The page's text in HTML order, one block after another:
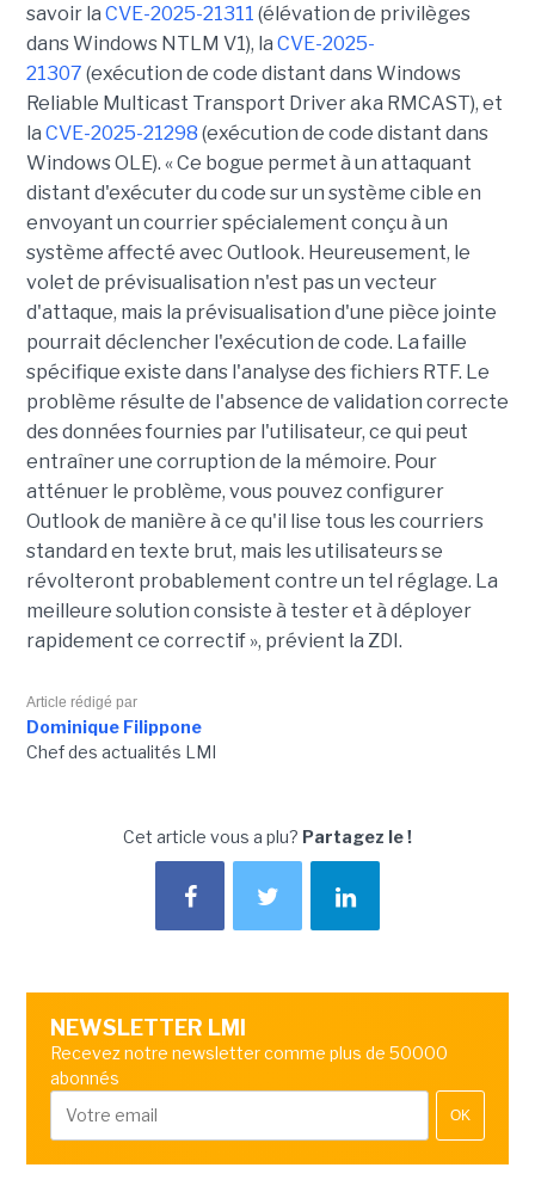
savoir la CVE-2025-21311 (élévation de privilèges
dans Windows NTLM V1), la CVE-2025-
21307 (exécution de code distant dans Windows
Reliable Multicast Transport Driver aka RMCAST), et
la CVE-2025-21298 (exécution de code distant dans
Windows OLE). « Ce bogue permet à un attaquant
distant d'exécuter du code sur un système cible en
envoyant un courrier spécialement conçu à un
système affecté avec Outlook. Heureusement, le
volet de prévisualisation n'est pas un vecteur
d'attaque, mais la prévisualisation d'une pièce jointe
pourrait déclencher l'exécution de code. La faille
spécifique existe dans l'analyse des fichiers RTF. Le
problème résulte de l'absence de validation correcte
des données fournies par l'utilisateur, ce qui peut
entraîner une corruption de la mémoire. Pour
atténuer le problème, vous pouvez configurer
Outlook de manière à ce qu'il lise tous les courriers
standard en texte brut, mais les utilisateurs se
révolteront probablement contre un tel réglage. La
meilleure solution consiste à tester et à déployer
rapidement ce correctif », prévient la ZDI.
Article rédigé par
Dominique Filippone
Chef des actualités LMI
Cet article vous a plu? Partagez le !
NEWSLETTER LMI
Recevez notre newsletter comme plus de 50000
abonnés
OK